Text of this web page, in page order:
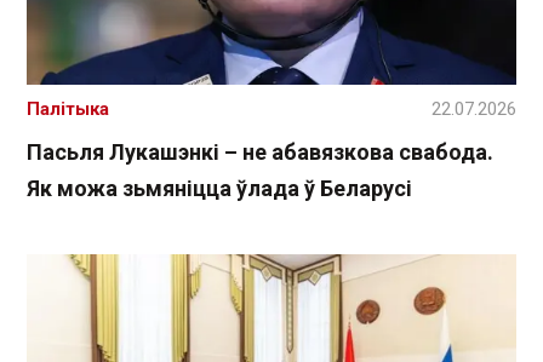
Пасьля Лукашэнкі – не абавязкова свабода.
Як можа зьмяніцца ўлада ў Беларусі
Палітыка 22.07.2026